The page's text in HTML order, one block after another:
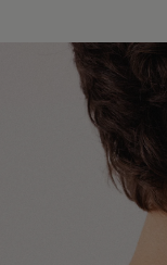
Global Express
doręczenia
Szczegółowe
metod wysyłki
znajdziesz w
Dokładamy
dotarło
tego, czy
zakładać ją
Chroń biżuterię
środkami
stosowanymi na
pozłocenia i
Zdejmuj
sportu oraz
ograniczyć